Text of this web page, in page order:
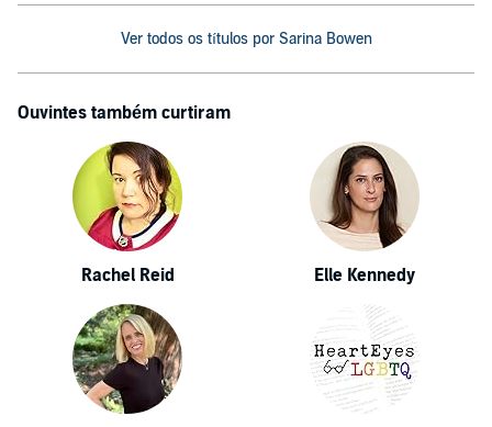
Ver todos os títulos por Sarina Bowen
Ouvintes também curtiram
Rachel Reid Elle Kennedy